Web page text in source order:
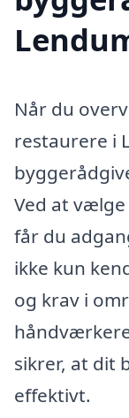
Når du
restaurere i
Ved at
får du
ikke kun
og krav i
sikrer, at dit
effektivt.